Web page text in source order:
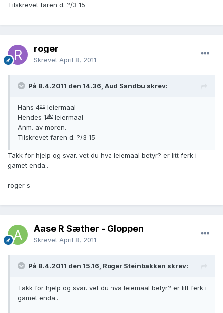
Tilskrevet faren d. ?/3 15
roger
Skrevet April 8, 2011
På 8.4.2011 den 14.36, Aud Sandbu skrev:
Hans 4de leiermaal
Hendes 1ste leiermaal
Anm. av moren.
Tilskrevet faren d. ?/3 15
Takk for hjelp og svar. vet du hva leiemaal betyr? er litt ferk i
gamet enda..
roger s
Aase R Sæther - Gloppen
Skrevet April 8, 2011
På 8.4.2011 den 15.16, Roger Steinbakken skrev:
Takk for hjelp og svar. vet du hva leiemaal betyr? er litt ferk i
gamet enda..